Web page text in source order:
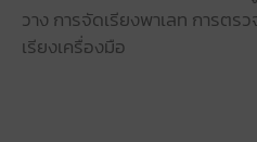
วาง การจัดเรียงพาเลท การต
เรียงเครื่องมือ